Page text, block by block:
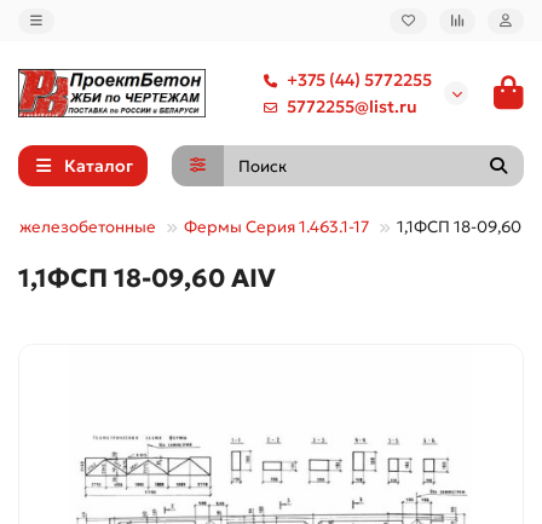
+375 (44) 5772255
5772255@list.ru
Каталог
железобетонные Фермы Серия 1.463.1-17 1,1ФСП 18-09,60
1,1ФСП 18-09,60 АIV